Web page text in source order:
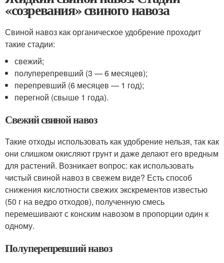
«созревания» свиного навоза
Свиной навоз как органическое удобрение проходит
такие стадии:
свежий;
полуперепревший (3 — 6 месяцев);
перепревший (6 месяцев — 1 год);
перегной (свыше 1 года).
Свежий свиной навоз
Такие отходы использовать как удобрение нельзя, так как
они слишком окисляют грунт и даже делают его вредным
для растений. Возникает вопрос: как использовать
чистый свиной навоз в свежем виде? Есть способ
снижения кислотности свежих экскрементов известью
(50 г на ведро отходов), полученную смесь
перемешивают с конским навозом в пропорции один к
одному.
Полуперепревший навоз